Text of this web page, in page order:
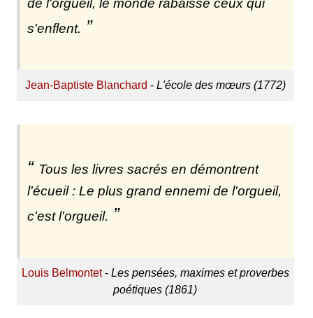
de l'orgueil, le monde rabaisse ceux qui
s'enflent.
Jean-Baptiste Blanchard - L'école des mœurs (1772)
Tous les livres sacrés en démontrent
l'écueil : Le plus grand ennemi de l'orgueil,
c'est l'orgueil.
Louis Belmontet- Les pensées, maximes et proverbes
poétiques (1861)